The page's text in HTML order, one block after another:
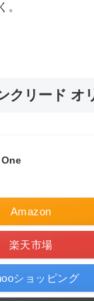
。
クリード オ
Amazon
楽天市場
ショッピング